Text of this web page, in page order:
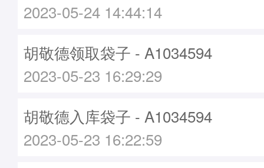
2023-05-24 14:44:14
胡敬德领取袋子 - A1034594
2023-05-23 16:29:29
胡敬德入库袋子 - A1034594
2023-05-23 16:22:59